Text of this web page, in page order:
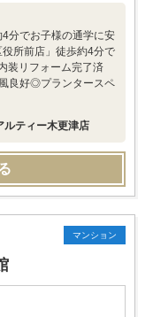
分でお子様の通学に安
所前店」徒歩約4分で
装リフォーム完了済
良好◎プランタースペ
ルティー木更津店
マンション